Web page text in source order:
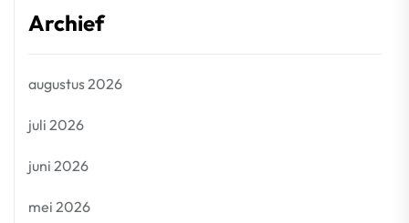
Archief
augustus 2026
juli 2026
juni 2026
mei 2026